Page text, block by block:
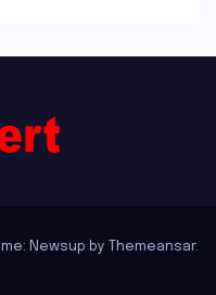
Newsup by Themeansar.